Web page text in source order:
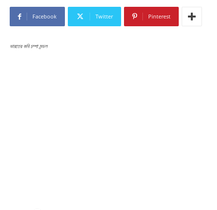
Facebook Twitter Pinterest
ভারতের কবি চম্পা মন্ডল